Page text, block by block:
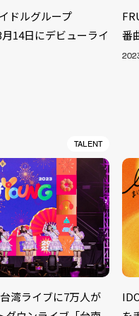
ドルグループ
月14日にデビューライ
番
TALENT
湾ライブに7万人が
TALENT33
13 29